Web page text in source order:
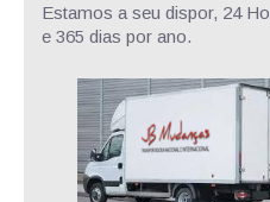
Estamos a seu dispor, 24
e 365 dias por ano.